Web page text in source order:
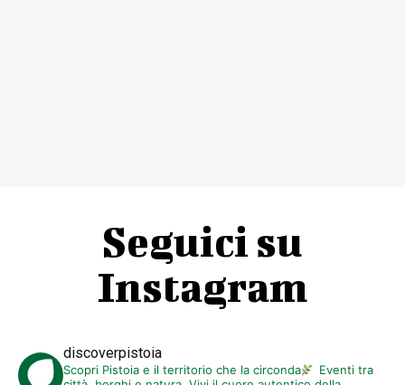
Seguici su
Instagram
discoverpistoia
Scopri Pistoia e il territorio che la circonda
Eventi tra